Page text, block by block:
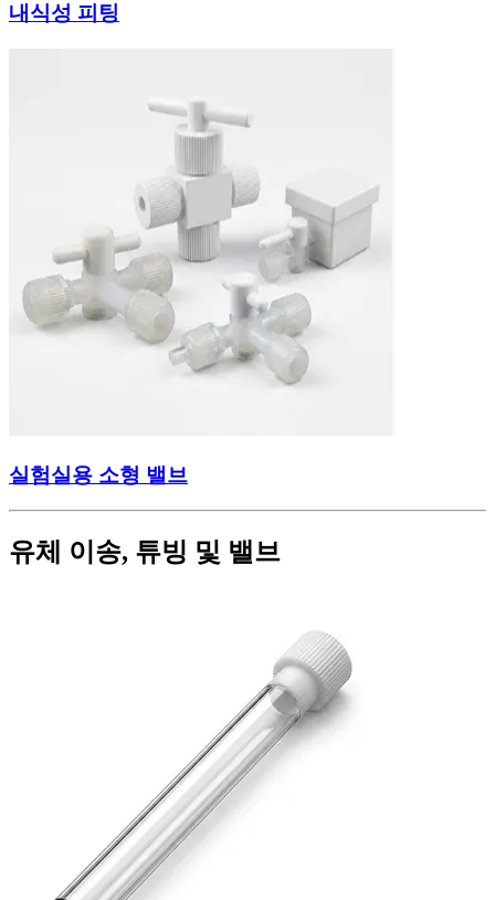
내식성 피팅
실험실용 소형 밸브
유체 이송, 튜빙 및 밸브